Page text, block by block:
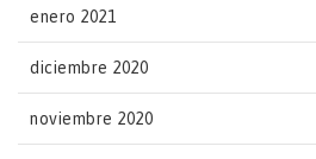
enero 2021
diciembre 2020
noviembre 2020